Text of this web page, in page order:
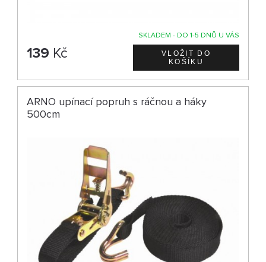
SKLADEM - DO 1-5 DNŮ U VÁS
139 Kč
ARNO upínací popruh s ráčnou a háky
500cm